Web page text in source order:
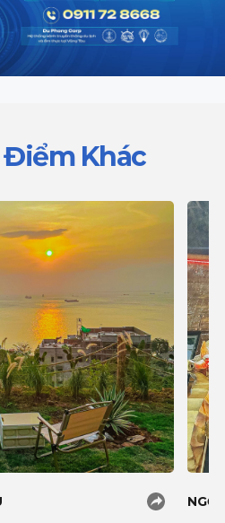
Điểm Khác